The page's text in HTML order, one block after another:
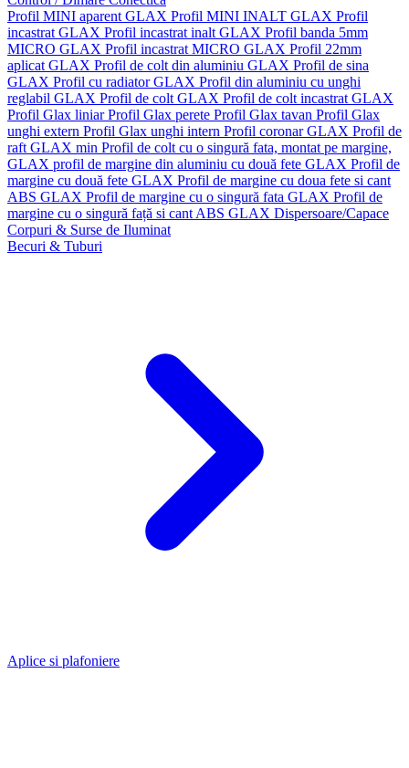
Profil MINI aparent GLAX Profil MINI INALT GLAX Profil
incastrat GLAX Profil incastrat inalt GLAX Profil banda 5mm
MICRO GLAX Profil incastrat MICRO GLAX Profil 22mm
aplicat GLAX Profil de colt din aluminiu GLAX Profil de sina
GLAX Profil cu radiator GLAX Profil din aluminiu cu unghi
reglabil GLAX Profil de colt GLAX Profil de colt incastrat GLAX
Profil Glax liniarProfil Glax perete Profil Glax tavan Profil Glax
unghi extern Profil Glax unghi intern Profil coronar GLAX Profil de
raft GLAX min Profil de colt cu o singură fata, montat pe margine,
GLAX profil de margine din aluminiu cu două fete GLAX Profil de
margine cu două fete GLAX Profil de margine cu doua fete si cant
ABS GLAX Profil de margine cu o singură fata GLAX Profil de
margine cu o singură față si cant ABS GLAX Dispersoare/Capace
Corpuri & Surse de Iluminat
Becuri & Tuburi
Aplice si plafoniere